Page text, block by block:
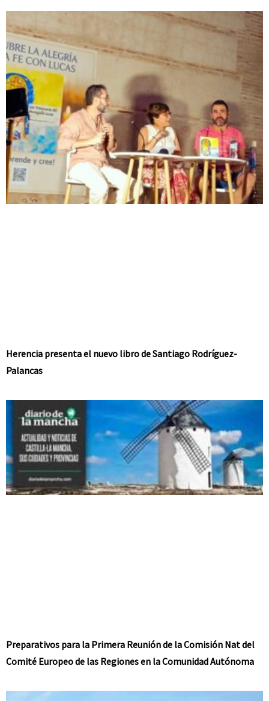
Herencia presenta el nuevo libro de Santiago Rodríguez-
Palancas
Preparativos para la Primera Reunión de la Comisión Nat del
Comité Europeo de las Regiones en la Comunidad Autónoma